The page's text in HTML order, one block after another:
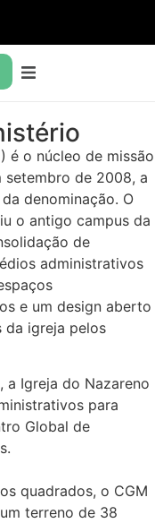
é o núcleo de missão
setembro de 2008, a
denominação. O
o antigo campus da
de
administrativos
e um design aberto
da igreja pelos
Igreja do Nazareno
para
Global de
quadrados, o CGM
terreno de 38